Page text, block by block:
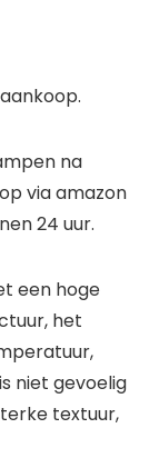
na
via amazon
24 uur.
een hoge
het
niet gevoelig
textuur,